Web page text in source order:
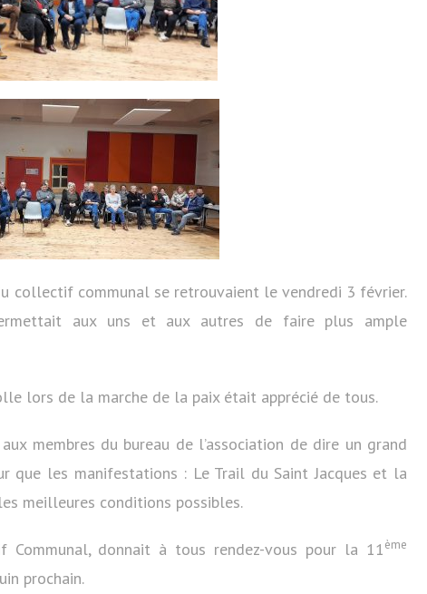
collectif communal se retrouvaient le vendredi 3 février.
aux uns et aux autres de faire plus ample
lors de la marche de la paix était apprécié de tous.
membres du bureau de l’association de dire un grand
que les manifestations : Le Trail du Saint Jacques et la
meilleures conditions possibles.
Communal, donnait à tous rendez-vous pour la 11ème
prochain.